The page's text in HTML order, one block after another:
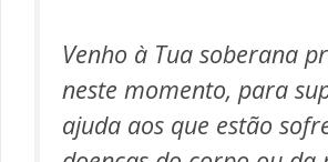
Venho à Tua soberana
neste momento, para
ajuda aos que estão